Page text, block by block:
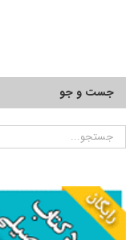
جست و جو
جستجو